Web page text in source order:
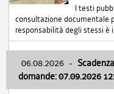
I testi
consultazione documentale
responsabilità degli stessi è
06.08.2026 -
domande: 07.09.2026